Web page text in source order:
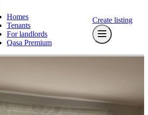
Homes
Tenants
For landlords
Qasa Premium
Create listing